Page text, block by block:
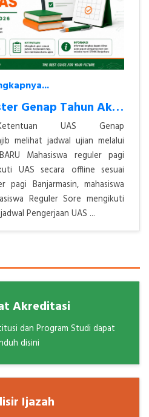
Ujian Akhir Semester Genap Tahun Akademik 2025/2026
UAS Genap
melihat jadwal ujian melalui
Mahasiswa reguler pagi
UAS secara offline sesuai
pagi Banjarmasin, mahasiswa
Reguler Sore mengikuti
Pengerjaan UAS ...
Akreditasi
dan Program Studi dapat
disini
Ijazah